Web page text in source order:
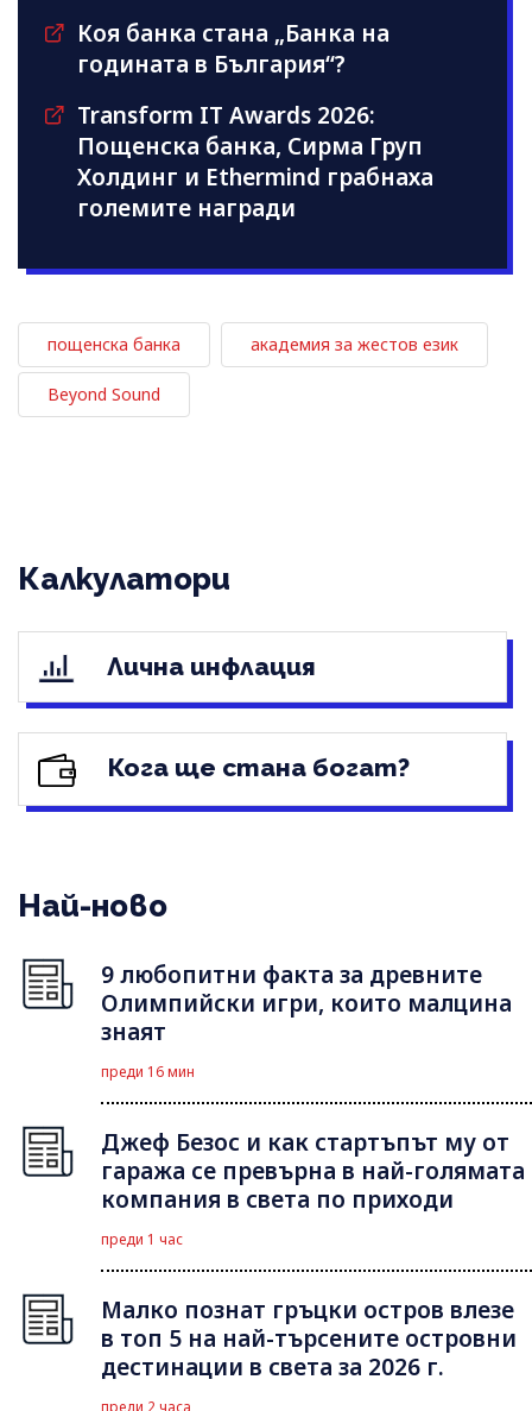
Коя банка стана „Банка на
годината в България“?
Transform IT Awards 2026:
Пощенска банка, Сирма Груп
Холдинг и Ethermind грабнаха
големите награди
пощенска банка академия за жестов език
Beyond Sound
Калкулатори
Лична инфлация
Кога ще стана богат?
Най-ново
9 любопитни факта за древните
Олимпийски игри, които малцина
знаят
преди 16 мин
Джеф Безос и как стартъпът му от
гаража се превърна в най-голямата
компания в света по приходи
преди 1 час
Малко познат гръцки остров влезе
в топ 5 на най-търсените островни
дестинации в света за 2026 г.
преди 2 часа